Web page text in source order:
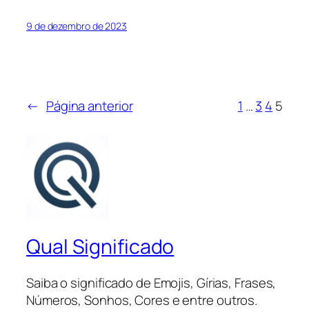
9 de dezembro de 2023
← Página anterior 1 …3 4 5
Qual Significado
Saiba o significado de Emojis, Gírias, Frases,
Números, Sonhos, Cores e entre outros.